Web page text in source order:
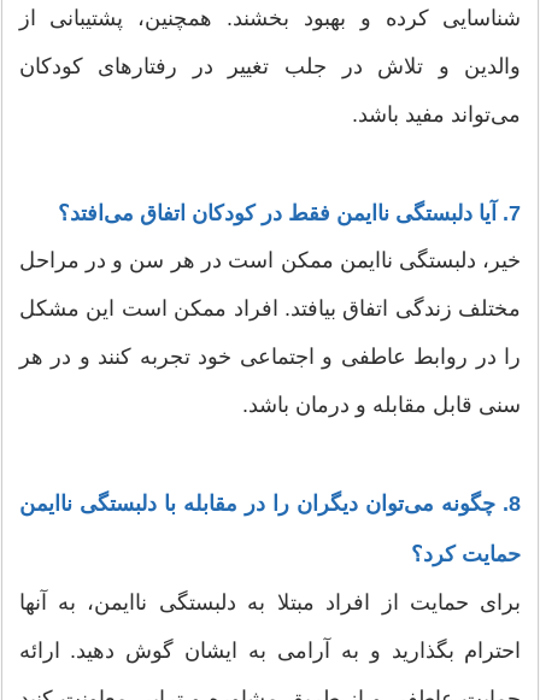
شناسایی کرده و بهبود بخشند. همچنین، پشتیبانی از
والدین و تلاش در جلب تغییر در رفتارهای کودکان
می‌تواند مفید باشد.
7. آیا دلبستگی ناایمن فقط در کودکان اتفاق می‌افتد؟
خیر، دلبستگی ناایمن ممکن است در هر سن و در مراحل
مختلف زندگی اتفاق بیافتد. افراد ممکن است این مشکل
را در روابط عاطفی و اجتماعی خود تجربه کنند و در هر
سنی قابل مقابله و درمان باشد.
8. چگونه می‌توان دیگران را در مقابله با دلبستگی ناایمن
حمایت کرد؟
برای حمایت از افراد مبتلا به دلبستگی ناایمن، به آنها
احترام بگذارید و به آرامی به ایشان گوش دهید. ارائه